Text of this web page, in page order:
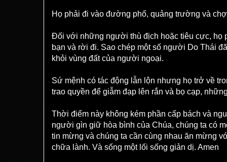
Họ phải đi vào đường phố, quảng trường và
Đối với những người thù địch hoặc tiêu cực, họ
bạn và rời đi. Sao chép một số người Do Thái
khỏi vùng đất của người ngoại.
Sứ mệnh có tác động lẫn lộn nhưng họ trở về
trao quyền để giẫm đạp lên rắn và bọ cạp,
Thời điểm này không kém phần cấp bách và
người gìn giữ hòa bình của Chúa, chúng ta có
tin mừng và chúng ta cần cùng nhau ăn mừng
chữa lành. Và sống một lối sống giản dị. Amen